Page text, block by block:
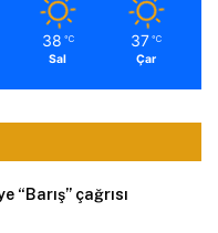
38 ℃
Sal
37 ℃
Çar
“Barış” çağrısı